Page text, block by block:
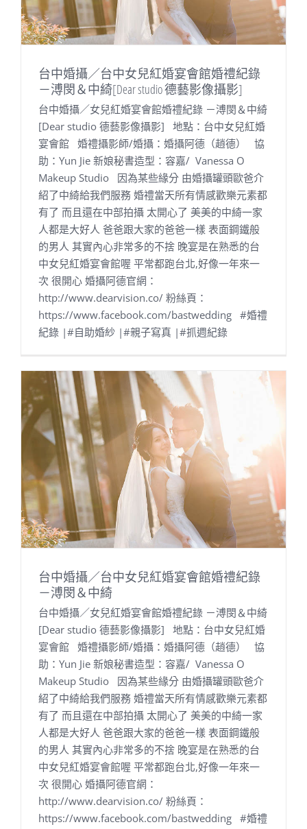
台中婚攝／台中女兒紅婚宴會館婚禮紀錄
－溥閔＆中綺[Dear studio 德藝影像攝影]
台中婚攝／女兒紅婚宴會館婚禮紀錄 －溥閔＆中綺
[Dear studio 德藝影像攝影] 地點：台中女兒紅婚
宴會館 婚禮攝影師/婚攝：婚攝阿德（趙德） 協
助：Yun Jie 新娘秘書造型：容嘉/ Vanessa O
Makeup Studio 因為某些緣分 由婚攝罐頭歐爸介
紹了中綺給我們服務 婚禮當天所有情感歡樂元素都
有了 而且還在中部拍攝 太開心了 美美的中綺一家
人都是大好人 爸爸跟大家的爸爸一樣 表面鋼鐵般
的男人 其實內心非常多的不捨 晚宴是在熟悉的台
中女兒紅婚宴會館喔 平常都跑台北,好像一年來一
次 很開心 婚攝阿德官網：
http://www.dearvision.co/ 粉絲頁：
https://www.facebook.com/bastwedding #婚禮
紀錄 |#自助婚紗 |#親子寫真 |#抓週紀錄
台中婚攝／台中女兒紅婚宴會館婚禮紀錄
－溥閔＆中綺
台中婚攝／女兒紅婚宴會館婚禮紀錄 －溥閔＆中綺
[Dear studio 德藝影像攝影] 地點：台中女兒紅婚
宴會館 婚禮攝影師/婚攝：婚攝阿德（趙德） 協
助：Yun Jie 新娘秘書造型：容嘉/ Vanessa O
Makeup Studio 因為某些緣分 由婚攝罐頭歐爸介
紹了中綺給我們服務 婚禮當天所有情感歡樂元素都
有了 而且還在中部拍攝 太開心了 美美的中綺一家
人都是大好人 爸爸跟大家的爸爸一樣 表面鋼鐵般
的男人 其實內心非常多的不捨 晚宴是在熟悉的台
中女兒紅婚宴會館喔 平常都跑台北,好像一年來一
次 很開心 婚攝阿德官網：
http://www.dearvision.co/ 粉絲頁：
https://www.facebook.com/bastwedding #婚禮